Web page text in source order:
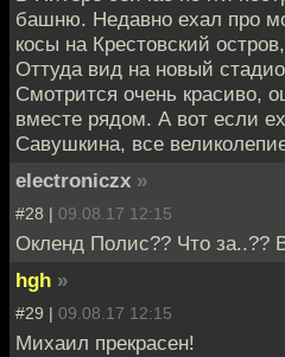
башню. Недавно ехал про
косы на Крестовский
Оттуда вид на новый
Смотрится очень красиво,
вместе рядом. А вот если
Савушкина, все
electroniczx »
#28 | 09.08.17 12:15
Окленд Полис?? Что за..??
hgh »
#29 | 09.08.17 12:15
Михаил прекрасен!